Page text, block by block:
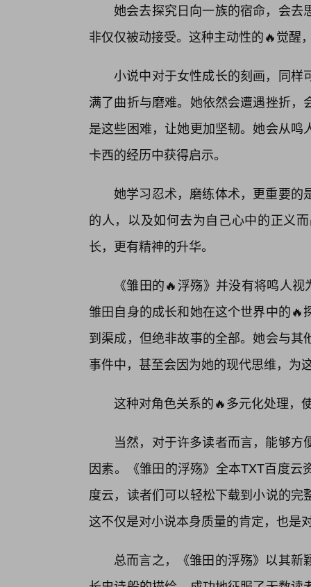
她会去探究日向一族的宿命，会
非仅仅被动接受。这种主动性的🔥觉醒
小说中对于女性成长的刻画，同样
满了曲折与磨难。她依然会遭遇挫折
是这些困难，让她更加坚韧。她会从
卡西的经历中获得启示。
她学习忍术，磨练体术，更重要
的人，以及如何去为自己心中的正义
长，更有精神的升华。
《雏田的🔥浮殇》并没有将鸣人
雏田自身的成长和她在这个世界中的
到渠成，但绝非故事的全部。她会与
事件中，甚至会因为她的现代思维，为
这种对角色关系的🔥多元化处理，
当然，对于许多读者而言，能够
因素。《雏田的浮殇》全本TXT百度
度云，读者们可以轻松下载到小说的
这不仅是对小说本身质量的肯定，也是
总而言之，《雏田的浮殇》以其